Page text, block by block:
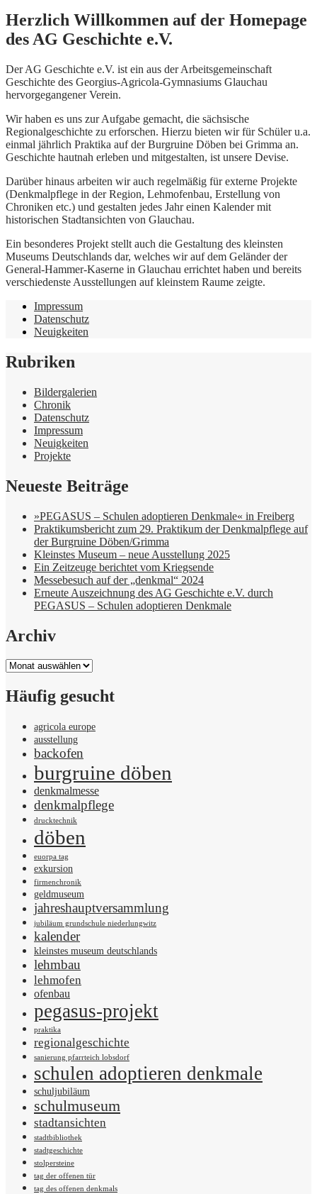
Herzlich Willkommen auf der Homepage
des AG Geschichte e.V.
Der AG Geschichte e.V. ist ein aus der Arbeitsgemeinschaft
Geschichte des Georgius-Agricola-Gymnasiums Glauchau
hervorgegangener Verein.
Wir haben es uns zur Aufgabe gemacht, die sächsische
Regionalgeschichte zu erforschen. Hierzu bieten wir für Schüler u.a.
einmal jährlich Praktika auf der Burgruine Döben bei Grimma an.
Geschichte hautnah erleben und mitgestalten, ist unsere Devise.
Darüber hinaus arbeiten wir auch regelmäßig für externe Projekte
(Denkmalpflege in der Region, Lehmofenbau, Erstellung von
Chroniken etc.) und gestalten jedes Jahr einen Kalender mit
historischen Stadtansichten von Glauchau.
Ein besonderes Projekt stellt auch die Gestaltung des kleinsten
Museums Deutschlands dar, welches wir auf dem Geländer der
General-Hammer-Kaserne in Glauchau errichtet haben und bereits
verschiedenste Ausstellungen auf kleinstem Raume zeigte.
Impressum
Datenschutz
Neuigkeiten
Rubriken
Bildergalerien
Chronik
Datenschutz
Impressum
Neuigkeiten
Projekte
Neueste Beiträge
»PEGASUS – Schulen adoptieren Denkmale« in Freiberg
Praktikumsbericht zum 29. Praktikum der Denkmalpflege auf
der Burgruine Döben/Grimma
Kleinstes Museum – neue Ausstellung 2025
Ein Zeitzeuge berichtet vom Kriegsende
Messebesuch auf der „denkmal“ 2024
Erneute Auszeichnung des AG Geschichte e.V. durch
PEGASUS – Schulen adoptieren Denkmale
Archiv
Archiv
Häufig gesucht
agricola europe
ausstellung
backofen
burgruine döben
denkmalmesse
denkmalpflege
drucktechnik
döben
euorpa tag
exkursion
firmenchronik
geldmuseum
jahreshauptversammlung
jubiläum grundschule niederlungwitz
kalender
kleinstes museum deutschlands
lehmbau
lehmofen
ofenbau
pegasus-projekt
praktika
regionalgeschichte
sanierung pfarrteich lobsdorf
schulen adoptieren denkmale
schuljubiläum
schulmuseum
stadtansichten
stadtbibliothek
stadtgeschichte
stolpersteine
tag der offenen tür
tag des offenen denkmals